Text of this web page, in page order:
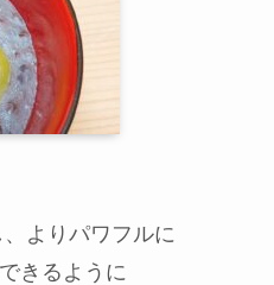
よりパワフルに
きるように